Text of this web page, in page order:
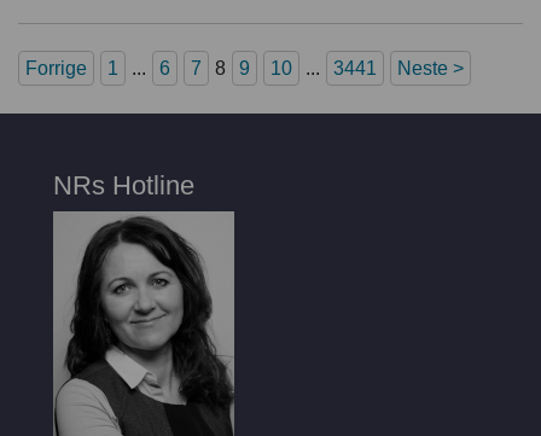
Forrige 1 ... 6 7 8 9 10 ... 3441 Neste >
NRs Hotline